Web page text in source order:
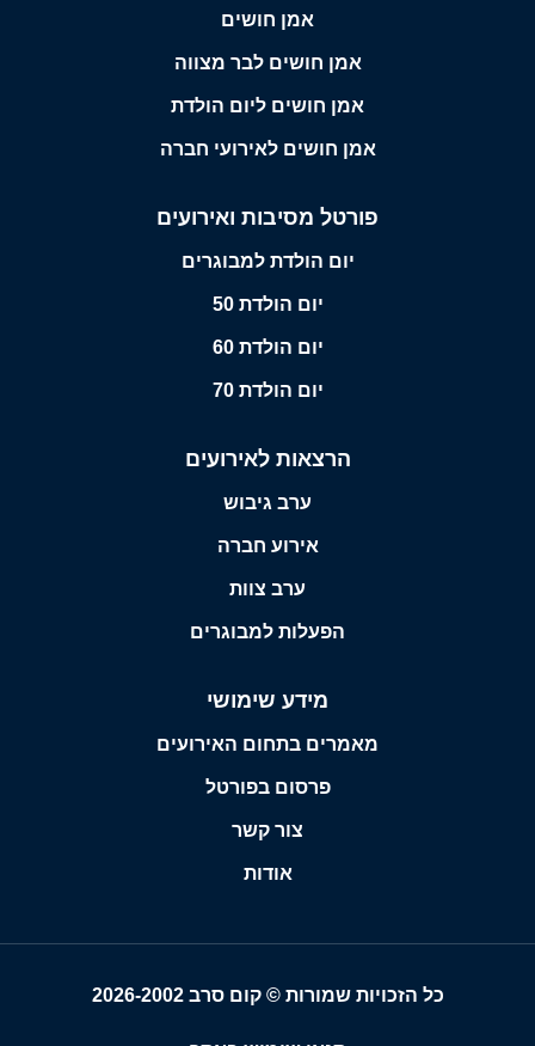
אמן חושים
אמן חושים לבר מצווה
אמן חושים ליום הולדת
אמן חושים לאירועי חברה
פורטל מסיבות ואירועים
יום הולדת למבוגרים
יום הולדת 50
יום הולדת 60
יום הולדת 70
הרצאות לאירועים
ערב גיבוש
אירוע חברה
ערב צוות
הפעלות למבוגרים
מידע שימושי
מאמרים בתחום האירועים
פרסום בפורטל
צור קשר
אודות
כל הזכויות שמורות © קום סרב 2026-2002